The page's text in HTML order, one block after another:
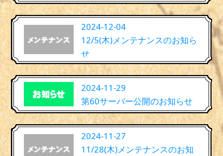
2024-12-04
12/5(木)メンテナンスのお知ら
せ
2024-11-29
第60サーバー公開のお知らせ
2024-11-27
11/28(木)メンテナンスのお知